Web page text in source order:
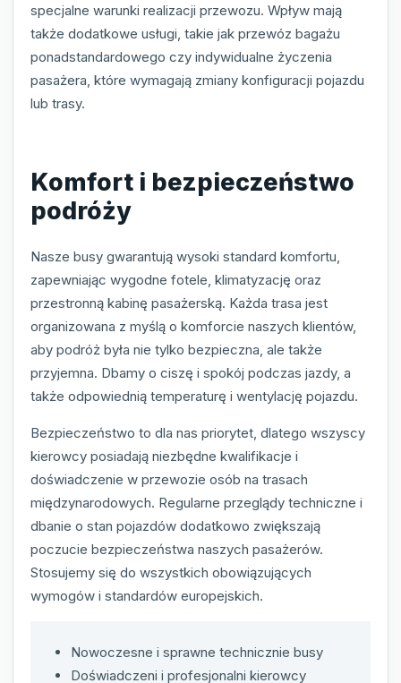
specjalne warunki realizacji przewozu. Wpływ mają
także dodatkowe usługi, takie jak przewóz bagażu
ponadstandardowego czy indywidualne życzenia
pasażera, które wymagają zmiany konfiguracji pojazdu
lub trasy.
Komfort i bezpieczeństwo
podróży
Nasze busy gwarantują wysoki standard komfortu,
zapewniając wygodne fotele, klimatyzację oraz
przestronną kabinę pasażerską. Każda trasa jest
organizowana z myślą o komforcie naszych klientów,
aby podróż była nie tylko bezpieczna, ale także
przyjemna. Dbamy o ciszę i spokój podczas jazdy, a
także odpowiednią temperaturę i wentylację pojazdu.
Bezpieczeństwo to dla nas priorytet, dlatego wszyscy
kierowcy posiadają niezbędne kwalifikacje i
doświadczenie w przewozie osób na trasach
międzynarodowych. Regularne przeglądy techniczne i
dbanie o stan pojazdów dodatkowo zwiększają
poczucie bezpieczeństwa naszych pasażerów.
Stosujemy się do wszystkich obowiązujących
wymogów i standardów europejskich.
Nowoczesne i sprawne technicznie busy
Doświadczeni i profesjonalni kierowcy